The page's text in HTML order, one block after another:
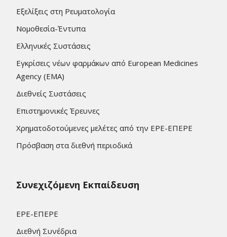
Εξελίξεις στη Ρευματολογία
Νομοθεσία-Έντυπα
Ελληνικές Συστάσεις
Εγκρίσεις νέων φαρμάκων από European Medicines
Agency (EMA)
Διεθνείς Συστάσεις
Επιστημονικές Έρευνες
Χρηματοδοτούμενες μελέτες από την ΕΡΕ-ΕΠΕΡΕ
Πρόσβαση στα διεθνή περιοδικά
Συνεχιζόμενη Εκπαίδευση
ΕΡΕ-ΕΠΕΡΕ
Διεθνή Συνέδρια